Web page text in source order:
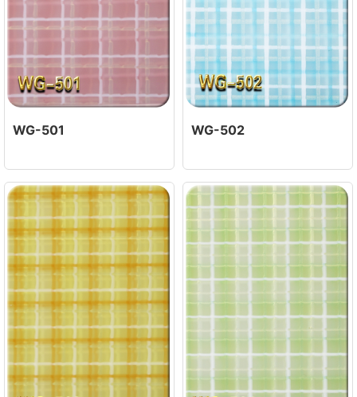
WG-501 WG-502